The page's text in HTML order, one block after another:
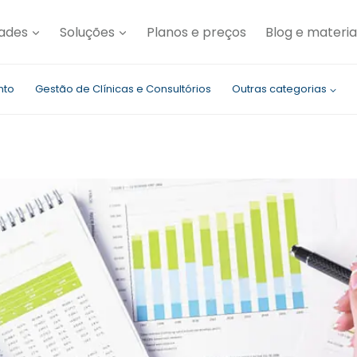
Soluções Planos e preços Blog e
Gestão de Clínicas e Consultórios Outras categorias